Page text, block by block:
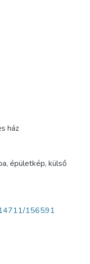
ház
, épületkép, külső
156591